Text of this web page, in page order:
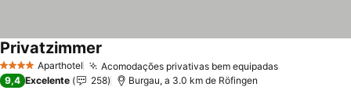
4 EstrelasAparthotel Acomodações privativas bem equipadas
Privatzimmer
9,4 Excelente 258 Burgau, a 3.0 km de Röfingen